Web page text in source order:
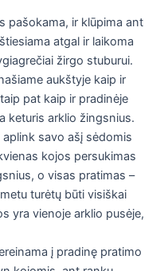
pašokama, ir klūpima ant
atgal ir laikoma
žirgo stuburui.
aukštyje kaip ir
pat kaip ir pradinėje
keturis arklio žingsnius.
savo ašį sėdomis
kojos persukimas
o visas pratimas –
turėtų būti visiškai
yra vienoje arklio pusėje,
į pradinę pratimo